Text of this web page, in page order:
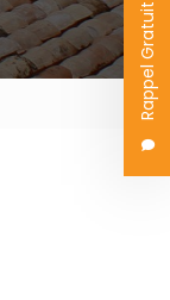
Rappel Gratuit